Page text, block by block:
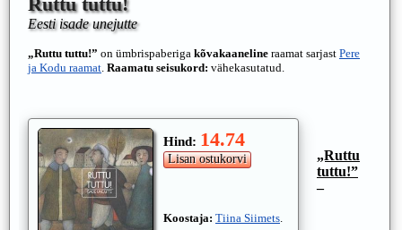
Eesti isade unejutte
„Ruttu tuttu!” on ümbrispaberiga kõvakaaneline raamat sarjast Pere
ja Kodu raamat. Raamatu seisukord: vähekasutatud.
Hind: 14.74
Koostaja: Tiina Siimets.
„Ruttu
tuttu!”
–